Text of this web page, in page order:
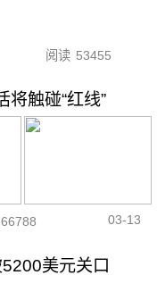
阅读 53455
触碰“红线”
66788 03-13
美元关口